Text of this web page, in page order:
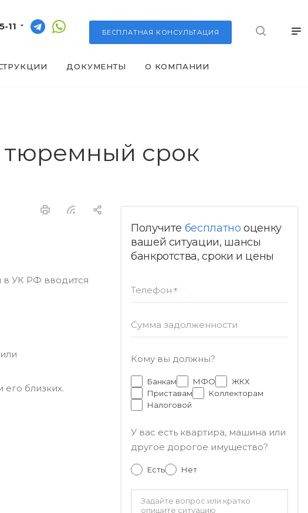
БЕСПЛАТНАЯ КОНСУЛЬТАЦИЯ
11
ДОКУМЕНТЫ О КОМПАНИИ
тюремный срок
в УК РФ вводится
близких.
Получите бесплатно оценку
вашей ситуации, шансы
банкротства, сроки и цены
Телефон *
Сумма задолженности
Кому вы должны?
Банкам МФО
ЖКХ
Приставам
Коллекторам
Налоговой
У вас есть квартира, машина или
другое дорогое имущество?
Есть Нет